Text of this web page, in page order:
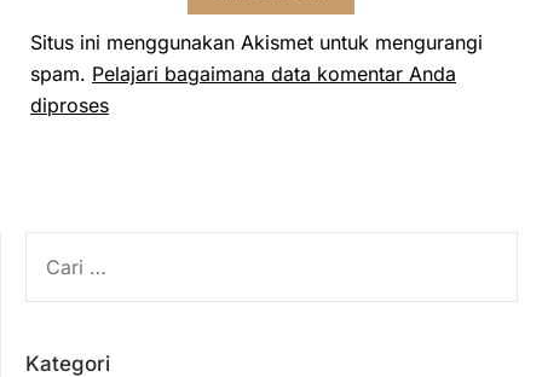
Situs ini menggunakan Akismet untuk mengurangi
spam. Pelajari bagaimana data komentar Anda
diproses
UNTUK:
Kategori